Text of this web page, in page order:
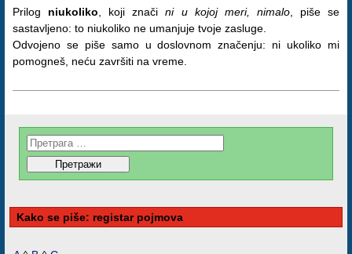
Prilog niukoliko , koji značini u kojoj meri, nimalo, piše se
sastavljeno: to niukoliko ne umanjuje tvoje zasluge.
Odvojeno se piše samo u doslovnom značenju: ni ukoliko mi
pomogneš, neću završiti na vreme.
Kako se piše: registar pojmova